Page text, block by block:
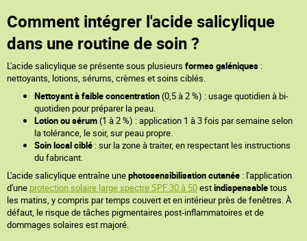
Comment intégrer l'acide salicylique
dans une routine de soin ?
L'acide salicylique se présente sous plusieurs formes galéniques :
nettoyants, lotions, sérums, crèmes et soins ciblés.
Nettoyant à faible concentration(0,5 à 2 %) : usage quotidien à bi-
quotidien pour préparer la peau.
Lotion ou sérum(1 à 2 %) : application 1 à 3 fois par semaine selon
la tolérance, le soir, sur peau propre.
Soin local ciblé : sur la zone à traiter, en respectant les instructions
du fabricant.
L'acide salicylique entraîne unephotosensibilisation cutanée : l'application
d'une protection solaire large spectre SPF 30 à 50estindispensabletous
les matins, y compris par temps couvert et en intérieur près de fenêtres. À
défaut, le risque de tâches pigmentaires post-inflammatoires et de
dommages solaires est majoré.